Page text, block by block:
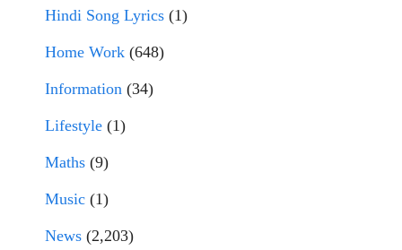
Hindi Song Lyrics (1)
Home Work (648)
Information (34)
Lifestyle (1)
Maths (9)
Music (1)
News (2,203)